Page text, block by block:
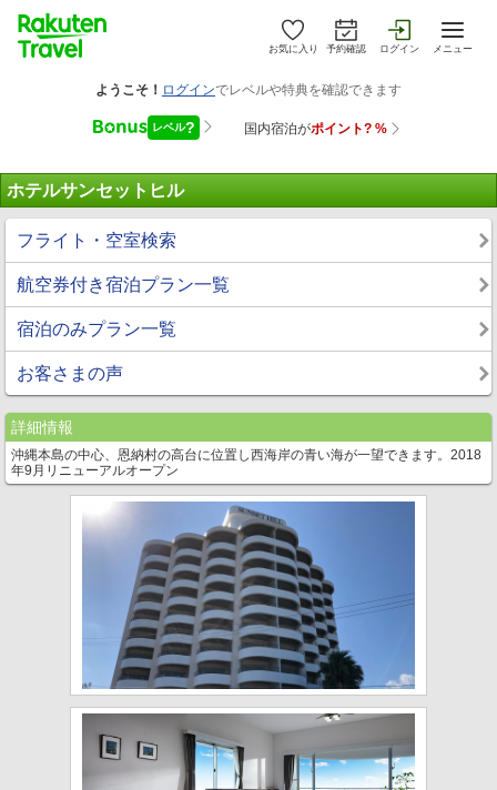
お気に入り 予約確認 ログイン メニュー
ホテルサンセットヒル
フライト・空室検索
航空券付き宿泊プラン一覧
宿泊のみプラン一覧
お客さまの声
詳細情報
沖縄本島の中心、恩納村の高台に位置し西海岸の青い海が一望できます。2018
年9月リニューアルオープン